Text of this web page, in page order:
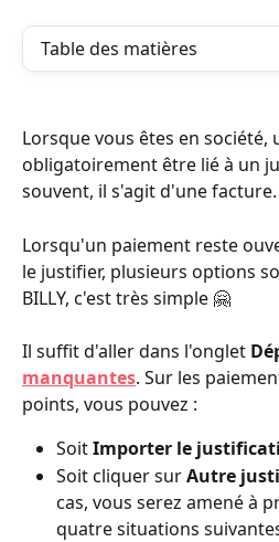
Table des matières
Lorsque vous êtes en
obligatoirement être lié à un
souvent, il s'agit d'une facture.
Lorsqu'un paiement reste
le justifier, plusieurs options
BILLY, c'est très simple 🤗
Il suffit d'aller dans l'onglet
manquantes. Sur les
points, vous pouvez :
Soit Importer le
Soit cliquer sur Autre
cas, vous serez amené à
quatre situations